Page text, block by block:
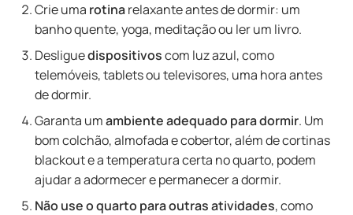
Crie uma rotinarelaxante antes de dormir: um
banho quente, yoga, meditação ou ler um livro.
Desliguedispositivoscom luz azul, como
telemóveis, tablets ou televisores, uma hora antes
de dormir.
Garanta umambiente adequado para dormir. Um
bom colchão, almofada e cobertor, além de cortinas
blackout e a temperatura certa no quarto, podem
ajudar a adormecer e permanecer a dormir.
Não use o quarto para outras atividades, como